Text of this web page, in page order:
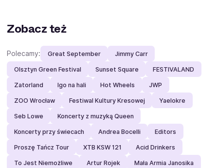
Zobacz też
Polecamy: Great September Jimmy Carr
Olsztyn Green Festival Sunset Square FESTIVALAND
Zatorland Igo na hali Hot Wheels JWP
ZOO Wrocław Festiwal Kultury Kresowej Yaelokre
Seb Lowe Koncerty z muzyką Queen
Koncerty przy świecach Andrea Bocelli Editors
Proszę Tańcz Tour XTB KSW 121 Acid Drinkers
To Jest Niemożliwe Artur Rojek Mała Armia Janosika